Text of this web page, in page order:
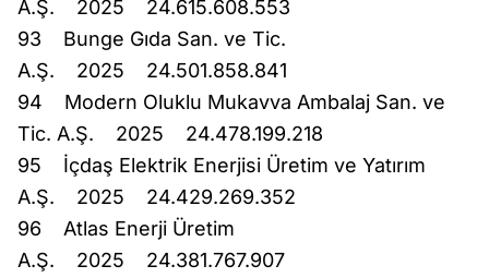
A.Ş. 2025 24.615.608.553
93 Bunge Gıda San. ve Tic.
A.Ş. 2025 24.501.858.841
94 Modern Oluklu Mukavva Ambalaj San. ve
Tic. A.Ş. 2025 24.478.199.218
95 İçdaş Elektrik Enerjisi Üretim ve Yatırım
A.Ş. 2025 24.429.269.352
96 Atlas Enerji Üretim
A.Ş. 2025 24.381.767.907